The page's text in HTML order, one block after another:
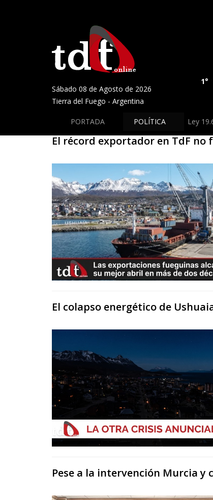
Sábado 08 de Agosto de 2026
Tierra del Fuego - Argentina
1°
PORTADA POLÍTICA Ley
El récord exportador en TdF no
El colapso energético de
Pese a la intervención Murcia y